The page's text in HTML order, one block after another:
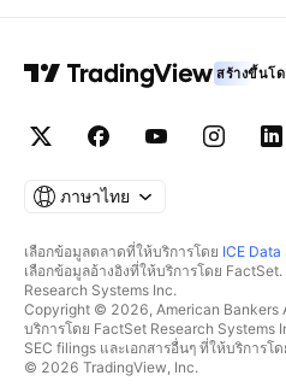
สร้างขึ้นโ
ภาษาไทย
เลือกข้อมูลตลาดที่ให้บริการโดย ICE
เลือกข้อมูลอ้างอิงที่ให้บริการโดย
Research Systems Inc.
Copyright © 2026, American Bankers
บริการโดย FactSet Research Systems
SEC filings และเอกสารอื่นๆ ที่ให้บริการโด
© 2026 TradingView, Inc.